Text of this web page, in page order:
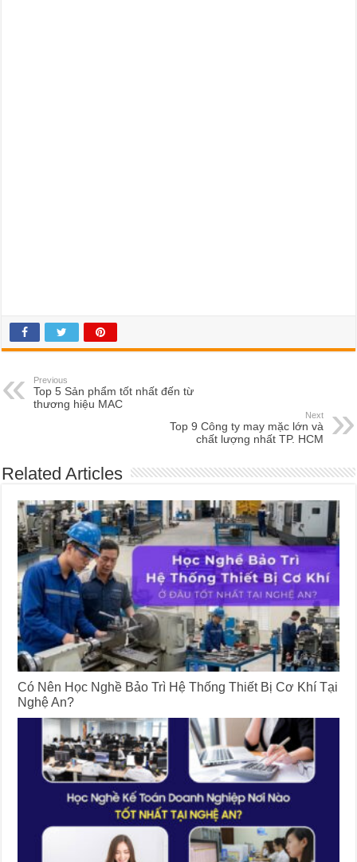
Previous
Top 5 Sản phẩm tốt nhất đến từ
thương hiệu MAC
Next
Top 9 Công ty may mặc lớn và
chất lượng nhất TP. HCM
Related Articles
Có Nên Học Nghề Bảo Trì Hệ Thống Thiết Bị Cơ Khí Tại
Nghệ An?